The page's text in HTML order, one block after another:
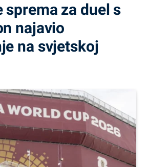
sprema za duel s
najavio
na svjetskoj